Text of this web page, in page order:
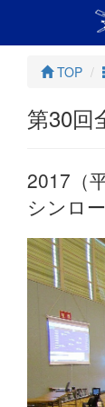
TOP
第30回
2017（
シンロ